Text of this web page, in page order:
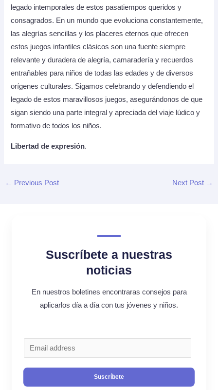
legado intemporales de estos pasatiempos queridos y
consagrados. En un mundo que evoluciona constantemente,
las alegrías sencillas y los placeres eternos que ofrecen
estos juegos infantiles clásicos son una fuente siempre
relevante y duradera de alegría, camaradería y recuerdos
entrañables para niños de todas las edades y de diversos
orígenes culturales. Sigamos celebrando y defendiendo el
legado de estos maravillosos juegos, asegurándonos de que
sigan siendo una parte integral y apreciada del viaje lúdico y
formativo de todos los niños.
Libertad de expresión.
← Previous Post Next Post →
Suscríbete a nuestras
noticias
En nuestros boletines encontraras consejos para
aplicarlos día a día con tus jóvenes y niños.
o
r
r
Suscríbete